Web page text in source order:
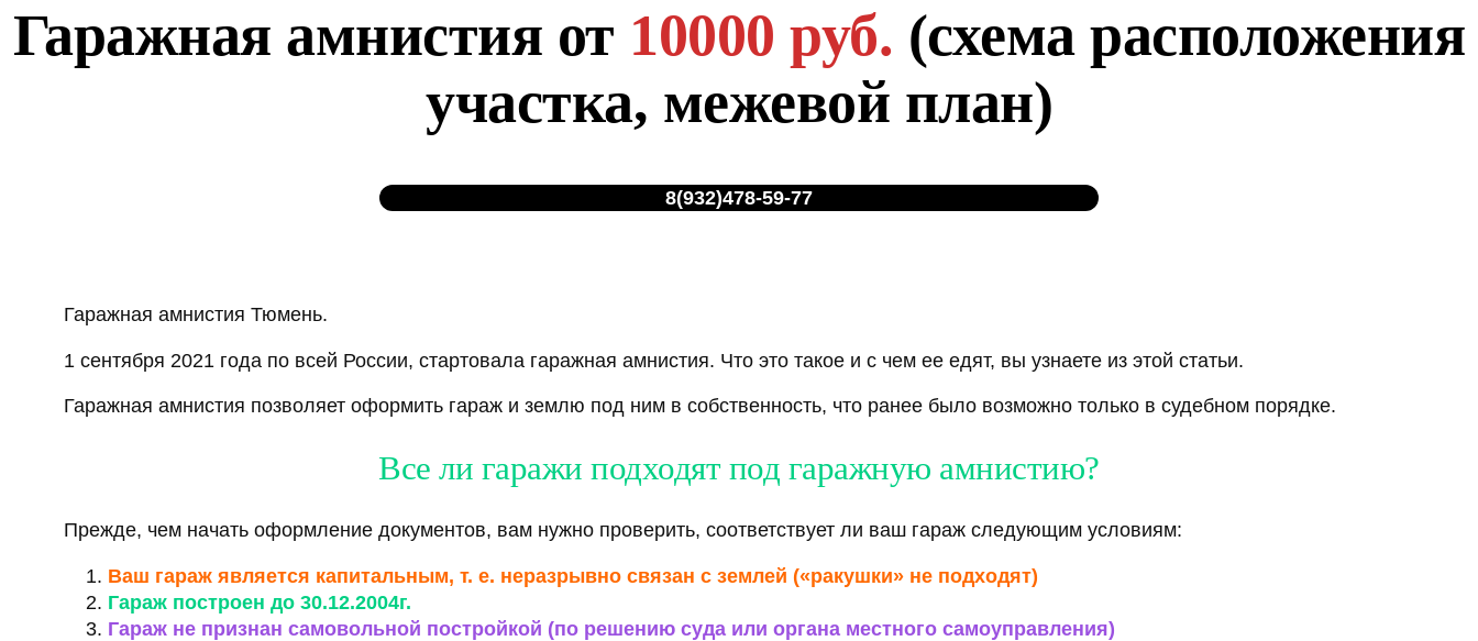
Гаражная амнистия от 10000 руб. (схема расположения
участка, межевой план)
8(932)478-59-77
Гаражная амнистия Тюмень.
1 сентября 2021 года по всей России, стартовала гаражная амнистия. Что это такое и с чем ее едят, вы узнаете из этой статьи.
Гаражная амнистия позволяет оформить гараж и землю под ним в собственность, что ранее было возможно только в судебном порядке.
Все ли гаражи подходят под гаражную амнистию?
Прежде, чем начать оформление документов, вам нужно проверить, соответствует ли ваш гараж следующим условиям:
Ваш гараж является капитальным, т. е. неразрывно связан с землей («ракушки» не подходят)
Гараж построен до 30.12.2004г.
Гараж не признан самовольной постройкой (по решению суда или органа местного самоуправления)